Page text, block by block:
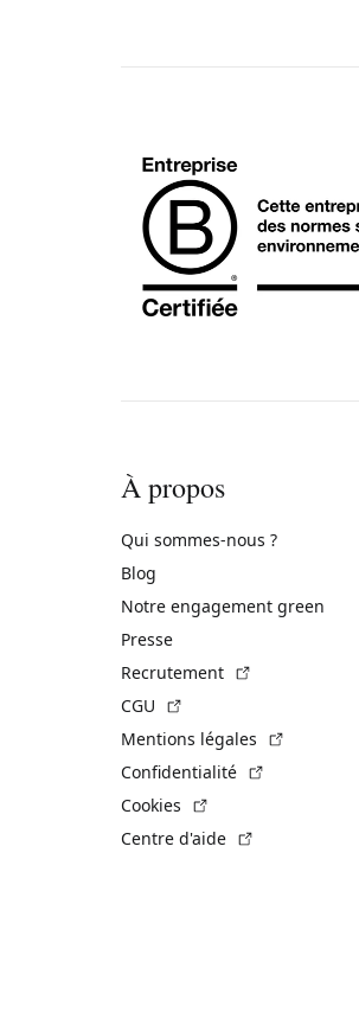
À propos
Qui sommes-nous ?
Blog
Notre engagement green
Presse
Recrutement
CGU
Mentions légales
Confidentialité
Cookies
Centre d'aide